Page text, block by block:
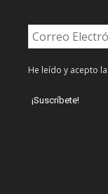
He leído y acepto la